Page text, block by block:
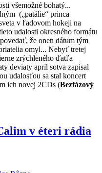
všemožné bohatý...
(„patálie“ princa
v ľadovom hokeji na
udalosti okresného formátu
že onen dátum tým
omyl... Nebyť tretej
zrýchleného ďatľa
deviaty apríl sotva zapísal
udalosťou sa stal koncert
ich novej 2CDs (Bezfázový
v éteri rádia